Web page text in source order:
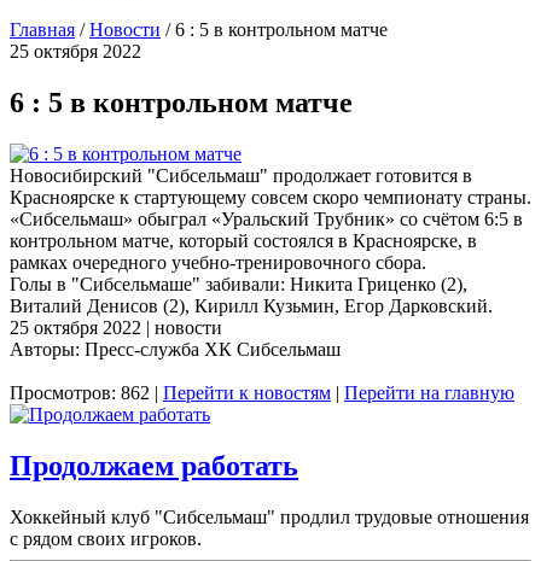
Главная /Новости /6 : 5 в контрольном матче
25 октября 2022
6 : 5 в контрольном матче
Новосибирский "Сибсельмаш" продолжает готовится в
Красноярске к стартующему совсем скоро чемпионату страны.
«Сибсельмаш» обыграл «Уральский Трубник» со счётом 6:5 в
контрольном матче, который состоялся в Красноярске, в
рамках очередного учебно-тренировочного сбора.
Голы в "Сибсельмаше" забивали: Никита Гриценко (2),
Виталий Денисов (2), Кирилл Кузьмин, Егор Дарковский.
25 октября 2022 | новости
Авторы: Пресс-служба ХК Сибсельмаш
Просмотров: 862 | Перейти к новостям | Перейти на главную
Продолжаем работать
Хоккейный клуб "Сибсельмаш" продлил трудовые отношения
с рядом своих игроков.